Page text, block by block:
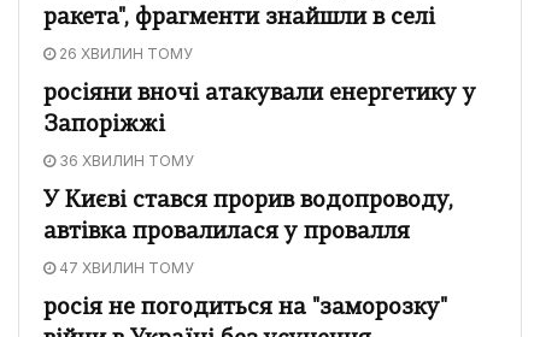
ракета", фрагменти знайшли в селі
26 ХВИЛИН ТОМУ
росіяни вночі атакували енергетику у
Запоріжжі
36 ХВИЛИН ТОМУ
У Києві стався прорив водопроводу,
автівка провалилася у провалля
47 ХВИЛИН ТОМУ
росія не погодиться на "заморозку"